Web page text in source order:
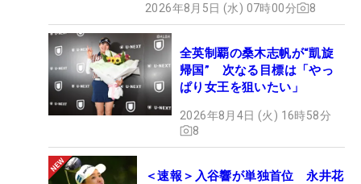
2026年8月5日 (水) 07時00分 8
全英制覇の桑木志帆が“凱旋
帰国” 次なる目標は「やっ
ぱり女王を狙いたい」
2026年8月4日 (火) 16時58分
8
＜速報＞入谷響が単独首位 永井花